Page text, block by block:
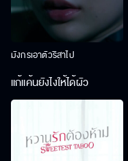
มังกรเอาตัวริสาไป
แก้แค้นยังไงให้ได้ผัว